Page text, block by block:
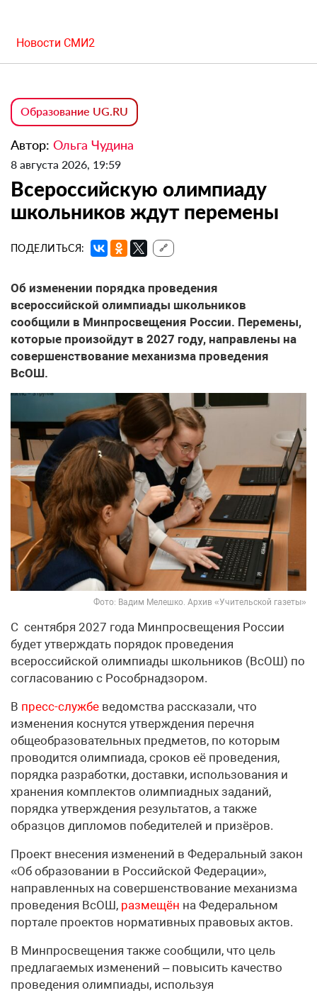
Новости СМИ2
Образование UG.RU
Автор: Ольга Чудина
8 августа 2026, 19:59
Всероссийскую олимпиаду
школьников ждут перемены
ПОДЕЛИТЬСЯ: 🔗
Об изменении порядка проведения
всероссийской олимпиады школьников
сообщили в Минпросвещения России. Перемены,
которые произойдут в 2027 году, направлены на
совершенствование механизма проведения
ВсОШ.
Фото: Вадим Мелешко. Архив «Учительской газеты»
С сентября 2027 года Минпросвещения России
будет утверждать порядок проведения
всероссийской олимпиады школьников (ВсОШ) по
согласованию с Рособрнадзором.
В пресс-службе ведомства рассказали, что
изменения коснутся утверждения перечня
общеобразовательных предметов, по которым
проводится олимпиада, сроков её проведения,
порядка разработки, доставки, использования и
хранения комплектов олимпиадных заданий,
порядка утверждения результатов, а также
образцов дипломов победителей и призёров.
Проект внесения изменений в Федеральный закон
«Об образовании в Российской Федерации»,
направленных на совершенствование механизма
проведения ВсОШ, размещён на Федеральном
портале проектов нормативных правовых актов.
В Минпросвещения также сообщили, что цель
предлагаемых изменений – повысить качество
проведения олимпиады, используя